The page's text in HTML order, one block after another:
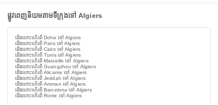
ផ្លូវពេញនិយមតាមទីក្រុងទៅ Algiers
ជើងហោះហើរពី Doha ទៅ Algiers
ជើងហោះហើរពី Paris ទៅ Algiers
ជើងហោះហើរពី Cairo ទៅ Algiers
ជើងហោះហើរពី Tunis ទៅ Algiers
ជើងហោះហើរពី Marseille ទៅ Algiers
ជើងហោះហើរពី Guangzhou ទៅ Algiers
ជើងហោះហើរពី Alicante ទៅ Algiers
ជើងហោះហើរពី Jeddah ទៅ Algiers
ជើងហោះហើរពី Amman ទៅ Algiers
ជើងហោះហើរពី Barcelona ទៅ Algiers
ជើងហោះហើរពី Rome ទៅ Algiers